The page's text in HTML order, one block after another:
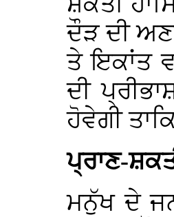
ਦੌੜ ਦੀ
ਤੇ ਇਕਾਂਤ
ਦੀ
ਹੋਵੇਗੀ
ਪ੍ਰਾਣ-
ਮਨੁੱਖ ਦੇ